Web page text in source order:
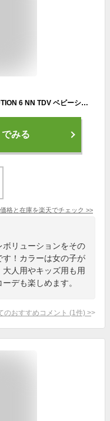
【クーポン配布中】NIKE ナイキ REVOLUTION 6 NN TDV ベビーシューズ レボリューション6ネクストネイチャーTDV DD1094 608 ピンクフォーム ブラック キッズ シューズ 靴 スニーカーベビー ブランド ギフト プレゼント ラッピング ASBee アスビー
みる
価格と在庫を楽天でチェック >>
リューションをその
す！カラーは女の子が
人用やキッズ用も用
デも楽しめます。
のおすすめコメント (1 件) >